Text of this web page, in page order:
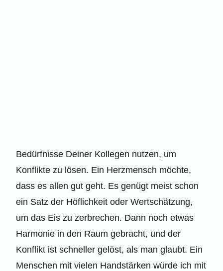
Bedürfnisse Deiner Kollegen nutzen, um
Konflikte zu lösen. Ein Herzmensch möchte,
dass es allen gut geht. Es genügt meist schon
ein Satz der Höflichkeit oder Wertschätzung,
um das Eis zu zerbrechen. Dann noch etwas
Harmonie in den Raum gebracht, und der
Konflikt ist schneller gelöst, als man glaubt. Ein
Menschen mit vielen Handstärken würde ich mit